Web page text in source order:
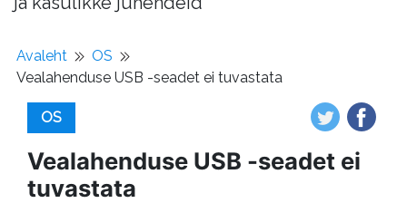
Avaleht
OS
Vealahenduse USB -seadet ei tuvastata
OS
Vealahenduse USB -seadet ei
tuvastata